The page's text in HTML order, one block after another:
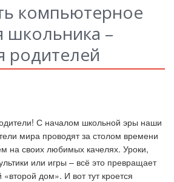
компьютерное
школьника –
родителей
С началом школьной эры наши
мира проводят за столом времени
на своих любимых качелях. Уроки,
или игры – всё это превращает
дом». И вот тут кроется